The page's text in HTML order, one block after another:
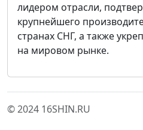
лидером отрасли,
крупнейшего
странах СНГ, а также
на мировом рынке.
© 2024 16SHIN.RU